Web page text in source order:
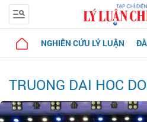
NGHIÊN CỨU LÝ LUẬN
TRUONG DAI HOC